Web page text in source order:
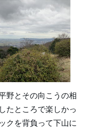
野とその向こうの相
たところで楽しかっ
クを背負って下山に